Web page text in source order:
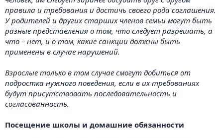
правила и требования и достичь своего рода соглашения.
У родителей и других старших членов семьи могут быть
разные представления о том, что следует разрешать, а
что – нет, и о том, какие санкции должны быть
применены в случае нарушений.
Взрослые только в том случае смогут добиться от
подростка нужного поведения, если в их требованиях
будут присутствовать последовательность и
согласованность.
Посещение школы и домашние обязанности